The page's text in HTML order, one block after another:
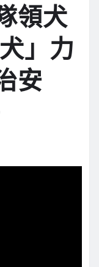
領犬
」力
安